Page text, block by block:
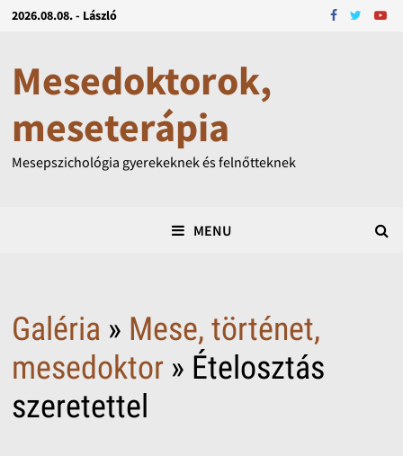
2026.08.08. - László
Mesedoktorok,
meseterápia
Mesepszichológia gyerekeknek és felnőtteknek
MENU
Galéria » Mese, történet,
mesedoktor» Ételosztás
szeretettel